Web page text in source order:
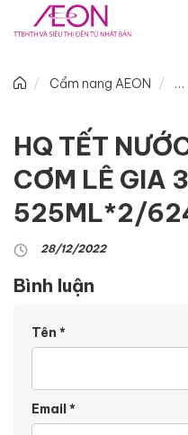
Cẩm nang AEON
HQ TẾT
CƠM LÊ GIA
525ML*2/
28/12/2022
Bình luận
Tên *
Email*